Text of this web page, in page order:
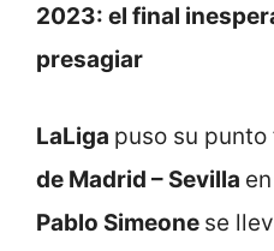
2023: el final
presagiar
LaLiga puso su
de Madrid – Sevilla
Pablo Simeone se